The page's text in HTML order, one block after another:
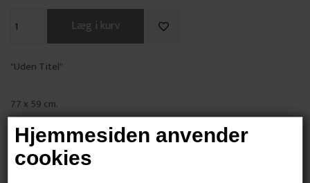
Hjemmesiden anvender
cookies
"Uden Titel"
77 x 59 cm.
Mixed media på papir
Sort glasramme